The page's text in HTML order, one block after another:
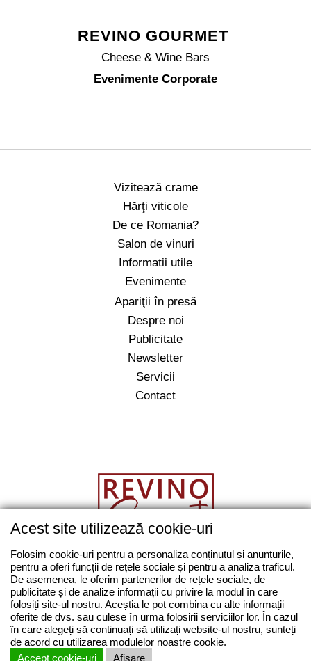
REVINO GOURMET
Cheese & Wine Bars
Evenimente Corporate
Vizitează crame
Hărţi viticole
De ce Romania?
Salon de vinuri
Informatii utile
Evenimente
Apariţii în presă
Despre noi
Publicitate
Newsletter
Servicii
Contact
salut@revino.ro
0743862874
© REVINO ROMANIA 2014 - 2026 | Toate drepturile
rezervate |Termeni si conditii
Acest site utilizează cookie-uri
Folosim cookie-uri pentru a personaliza conținutul și anunțurile,
pentru a oferi funcții de rețele sociale și pentru a analiza traficul.
De asemenea, le oferim partenerilor de rețele sociale, de
publicitate și de analize informații cu privire la modul în care
folosiți site-ul nostru. Aceștia le pot combina cu alte informații
oferite de dvs. sau culese în urma folosirii serviciilor lor. În cazul
în care alegeți să continuați să utilizați website-ul nostru, sunteți
de acord cu utilizarea modulelor noastre cookie.
Accept cookie-uri
Afisare